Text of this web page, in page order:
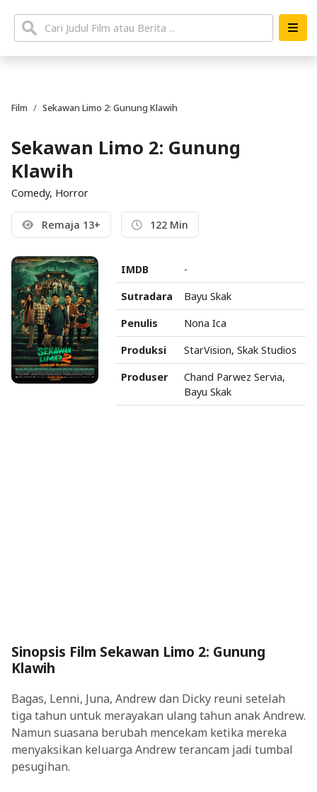
Film Sekawan Limo 2: Gunung Klawih
Sekawan Limo 2: Gunung
Klawih
Comedy, Horror
Remaja 13+ 122 Min
Sinopsis Film Sekawan Limo 2: Gunung
Klawih
Bagas, Lenni, Juna, Andrew dan Dicky reuni setelah
tiga tahun untuk merayakan ulang tahun anak Andrew.
Namun suasana berubah mencekam ketika mereka
menyaksikan keluarga Andrew terancam jadi tumbal
pesugihan.
IMDB
-
Sutradara
Bayu Skak
Penulis
Nona Ica
Produksi
StarVision, Skak Studios
Produser
Chand Parwez Servia,
Bayu Skak